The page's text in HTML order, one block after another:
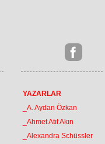
YAZARLAR
_A. Aydan Özkan
_Ahmet Atıf Akın
_Alexandra Schüssler